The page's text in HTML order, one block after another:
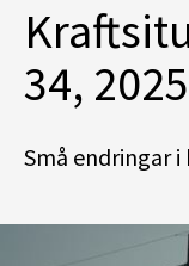
34, 2025
Små endringar